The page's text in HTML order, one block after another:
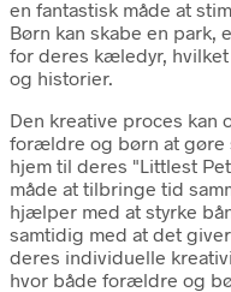
en fantastisk måde at
Børn kan skabe en park,
for deres kæledyr,
og historier.
Den kreative proces kan
forældre og børn at gøre
hjem til deres "Littlest
måde at tilbringe tid
hjælper med at styrke
samtidig med at det
deres individuelle
hvor både forældre og